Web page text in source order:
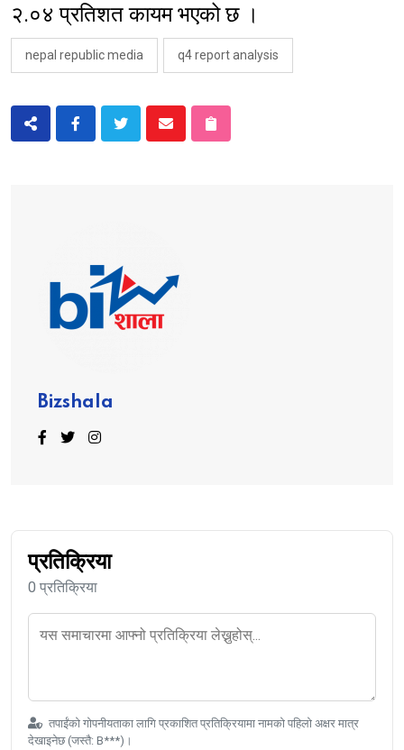
२.०४ प्रतिशत कायम भएको छ ।
nepal republic media q4 report analysis
Bizshala
प्रतिक्रिया
0 प्रतिक्रिया
तपाईंको गोपनीयताका लागि प्रकाशित प्रतिक्रियामा नामको पहिलो अक्षर मात्र
देखाइनेछ (जस्तै: B***)।